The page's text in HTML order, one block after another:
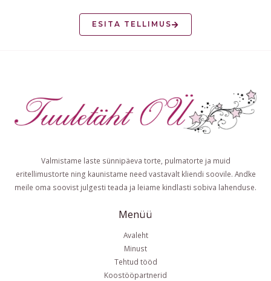
ESITA TELLIMUS
Valmistame laste sünnipäeva torte, pulmatorte ja muid
eritellimustorte ning kaunistame need vastavalt kliendi soovile. Andke
meile oma soovist julgesti teada ja leiame kindlasti sobiva lahenduse.
Menüü
Avaleht
Minust
Tehtud tööd
Koostööpartnerid